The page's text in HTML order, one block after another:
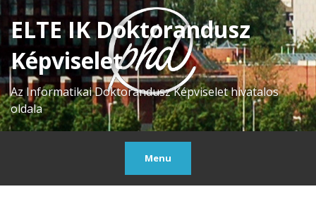
ELTE IK Doktorandusz
Képviselet
Az Informatikai Doktorandusz Képviselet hivatalos
oldala
Menu